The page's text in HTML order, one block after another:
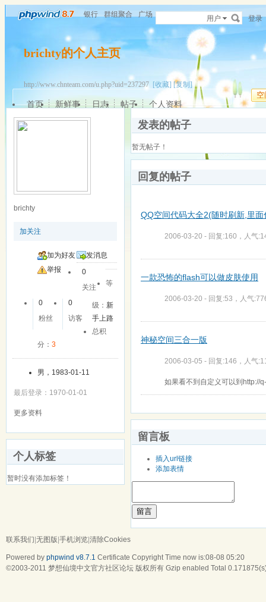
银行 群组聚合 广场 用户 登录
brichty的个人主页
http://www.chnteam.com/u.php?uid=237297 [收藏] [复制]
空
首页 新鲜事 日志 帖子 个人资料
brichty
加关注
加为好友
发消息
举报
0
关注
0
粉丝
0
访客
等
级：新
手上路
总积
分： 3
男，1983-01-11
最后登录：1970-01-01
更多资料
个人标签
暂时没有添加标签！
发表的帖子
暂无帖子！
回复的帖子
QQ空间代码大全2(随时刷新,里面
2006-03-20 - 回复:160，人气
一款恐怖的flash可以做皮肤使用
2006-03-20 - 回复:53，人气
神秘空间三合一版
2006-03-05 - 回复:146，人气
如果看不到自定义可以到http://
留言板
插入url链接
添加表情
留言
联系我们|无图版|手机浏览|清除Cookies
Powered by phpwind v8.7.1 Certificate Copyright Time now is:08-08 05:20
©2003-2011 梦想仙境中文官方社区论坛 版权所有 Gzip enabled Total